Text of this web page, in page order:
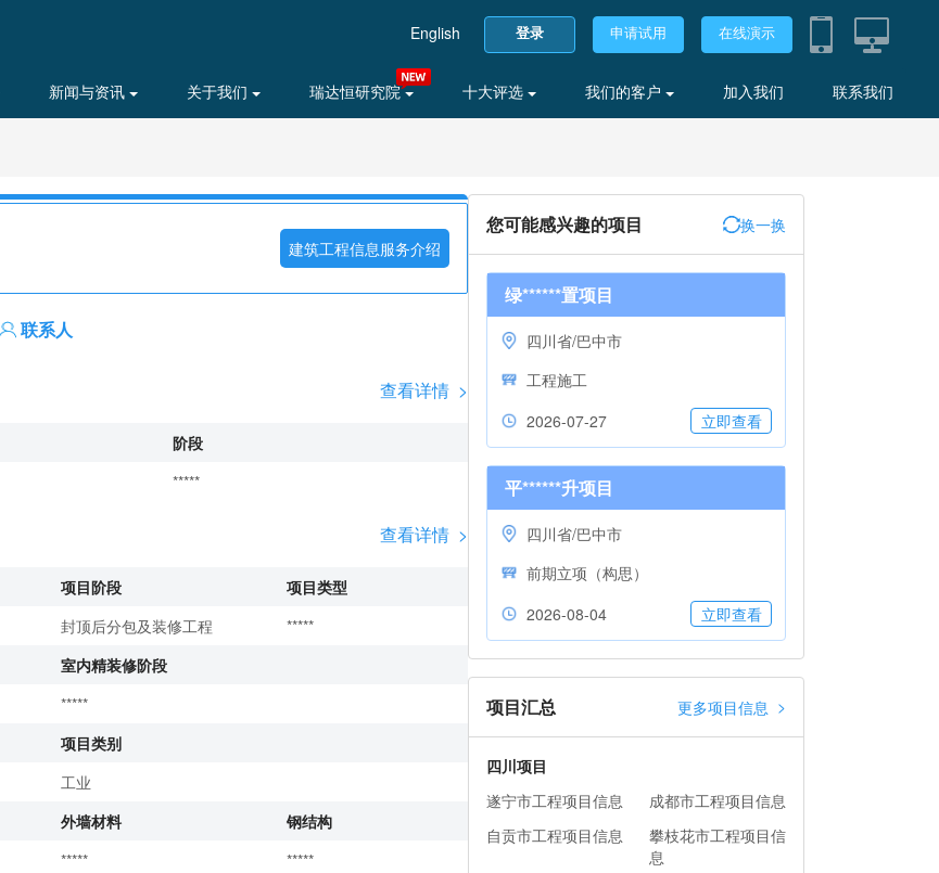
English 登录 申请试用 在线演示
新闻与资讯 关于我们 瑞达恒研究院 十大评选 我们的客户 加入我们 联系我们
建筑工程信息服务介绍
联系人
查看详情 >
阶段
*****
查看详情 >
项目阶段
项目类型
封顶后分包及装修工程
*****
室内精装修阶段
*****
项目类别
工业
外墙材料
钢结构
*****
*****
您可能感兴趣的项目 换一换
绿******置项目
四川省/巴中市
工程施工
2026-07-27
立即查看
平******升项目
四川省/巴中市
前期立项（构思）
2026-08-04
立即查看
项目汇总 更多项目信息 >
四川项目
遂宁市工程项目信息
成都市工程项目信息
自贡市工程项目信息
攀枝花市工程项目信
息